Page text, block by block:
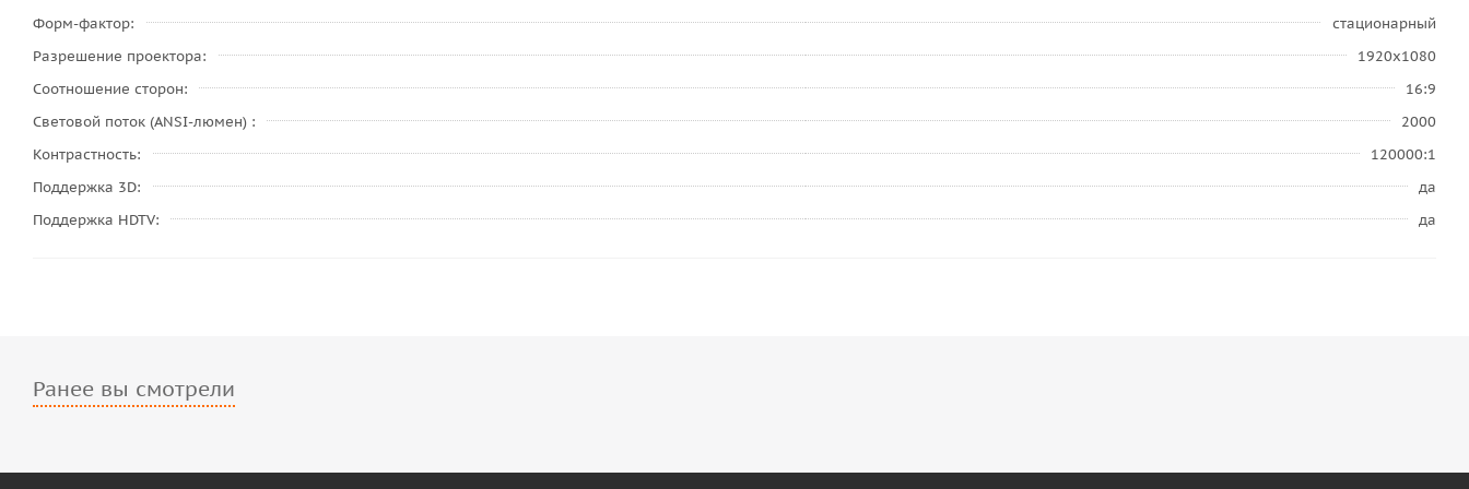
Форм-фактор
стационарный
Разрешение проектора
1920x1080
Соотношение сторон
16:9
Световой поток (ANSI-люмен)
2000
Контрастность
120000:1
Поддержка 3D
да
Поддержка HDTV
да
Ранее вы смотрели